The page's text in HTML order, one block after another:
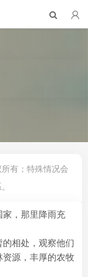
有；特殊情况会
，那里降雨充
相处，观察他们
源，丰厚的农牧